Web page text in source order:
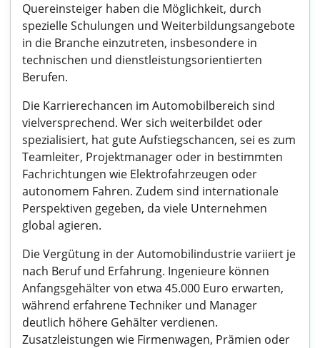
Quereinsteiger haben die Möglichkeit, durch
spezielle Schulungen und Weiterbildungsangebote
in die Branche einzutreten, insbesondere in
technischen und dienstleistungsorientierten
Berufen.
Die Karrierechancen im Automobilbereich sind
vielversprechend. Wer sich weiterbildet oder
spezialisiert, hat gute Aufstiegschancen, sei es zum
Teamleiter, Projektmanager oder in bestimmten
Fachrichtungen wie Elektrofahrzeugen oder
autonomem Fahren. Zudem sind internationale
Perspektiven gegeben, da viele Unternehmen
global agieren.
Die Vergütung in der Automobilindustrie variiert je
nach Beruf und Erfahrung. Ingenieure können
Anfangsgehälter von etwa 45.000 Euro erwarten,
während erfahrene Techniker und Manager
deutlich höhere Gehälter verdienen.
Zusatzleistungen wie Firmenwagen, Prämien oder